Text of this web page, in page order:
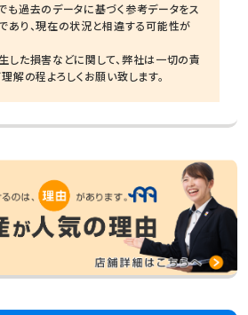
も過去のデータに基づく参考データをス
あり、現在の状況と相違する可能性が
した損害などに関して、弊社は一切の責
解の程よろしくお願い致します。